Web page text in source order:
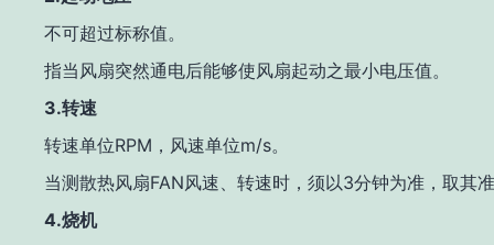
不可超过标称值。
指当风扇突然通电后能够使风扇起动之最小电压值。
3.转速
转速单位RPM ，风速单位m/s。
当测散热风扇FAN风速、转速时，须以3分钟为准，取其准
4.烧机